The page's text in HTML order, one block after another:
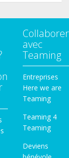
Collaborer
avec
Teaming
Entreprises
Here we are
Teaming
Teaming 4
Teaming
Deviens